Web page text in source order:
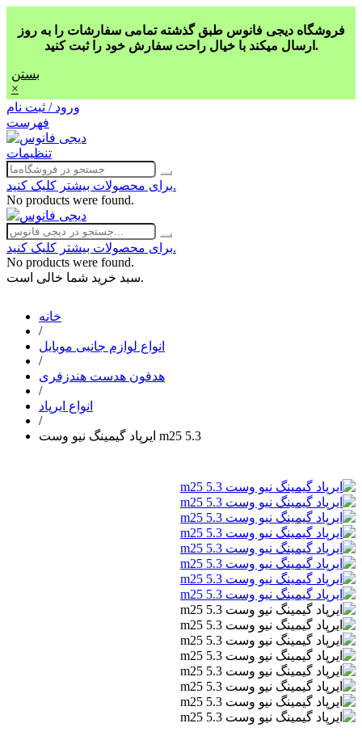
فروشگاه دیجی فانوس طبق گذشته تمامی سفارشات را به روز
ارسال میکند با خیال راحت سفارش خود را ثبت کنید.
بستن
×
ورود / ثبت نام
فهرست
تنظیمات
برای محصولات بیشتر کلیک کنید.
No products were found.
برای محصولات بیشتر کلیک کنید.
No products were found.
سبد خرید شما خالی است.
خانه
/
انواع لوازم جانبی موبایل
/
هدفون هدست هندزفری
/
انواع ایرپاد
/
ایرپاد گیمینگ نیو وست m25 5.3